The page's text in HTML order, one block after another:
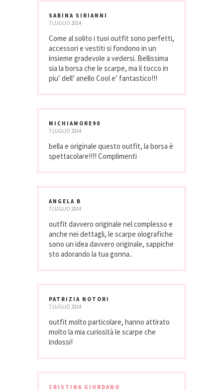
SABINA SIRIANNI
7 LUGLIO 2014
Come al solito i tuoi outfit sono perfetti,
accessori e vestiti si fondono in un
insieme gradevole a vedersi. Bellissima
sia la borsa che le scarpe, ma il tocco in
piu’ dell’ anello Cool e’ fantastico!!!
MICHIAMORE90
7 LUGLIO 2014
bella e originale questo outfit, la borsa è
spettacolare!!!! Complimenti
ANGELA B
7 LUGLIO 2014
outfit davvero originale nel complesso e
anche nei dettagli, le scarpe olografiche
sono un idea davvero originale, sappiche
sto adorando la tua gonna..
PATRIZIA NOTORI
7 LUGLIO 2014
outfit molto particolare, hanno attirato
molto la mia curiosità le scarpe che
indossi!
CRISTINA GIORDANO